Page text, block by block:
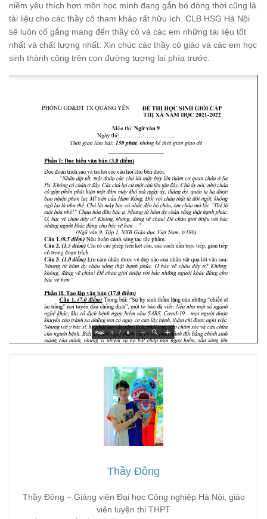
niềm yêu thích hơn môn học mình đang gắn bó đòng thời cũng là
tài liệu cho các thầy cô tham khảo rất hữu ích. CLB HSG Hà Nội
sẽ luôn cố gắng mang đến thầy cô và các em những tài liệu tốt
nhất và chất lượng nhất. Xin chúc các thầy cô giáo và các em học
sinh thành công trên con đường tương lai phía trước.
Thầy Đông
Thầy Đông – Giảng viên Đại học Công nghiệp Hà Nội, giáo
viên luyện thi THPT